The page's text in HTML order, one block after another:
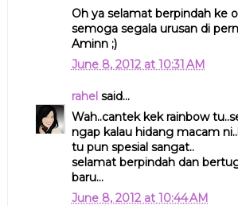
Oh ya selamat berpindah ke
semoga segala urusan di
Aminn ;)
June 8, 2012 at 10:31 AM
rahelsaid...
Wah..cantek kek rainbow
ngap kalau hidang macam
tu pun spesial sangat..
selamat berpindah dan
baru...
June 8, 2012 at 10:44 AM